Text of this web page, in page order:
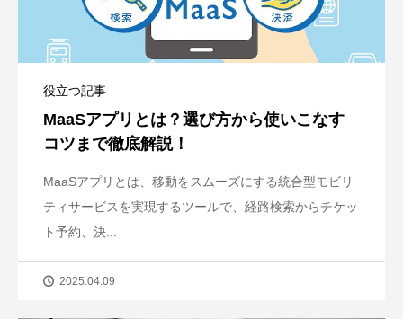
役立つ記事
MaaSアプリとは？選び方から使いこなす
コツまで徹底解説！
MaaSアプリとは、移動をスムーズにする統合型モビリ
ティサービスを実現するツールで、経路検索からチケッ
ト予約、決...
2025.04.09